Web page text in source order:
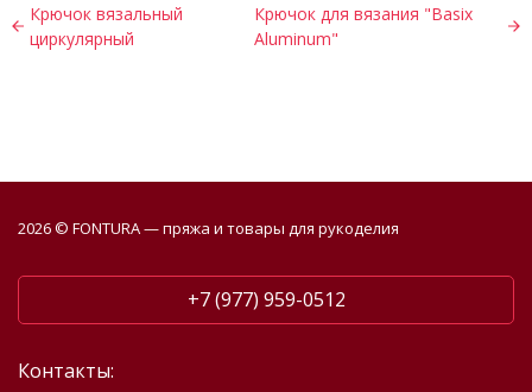
Крючок вязальный
циркулярный
Крючок для вязания "Basix
Aluminum"
2026 © FONTURA — пряжа и товары для рукоделия
+7 (977) 959-0512
Контакты: